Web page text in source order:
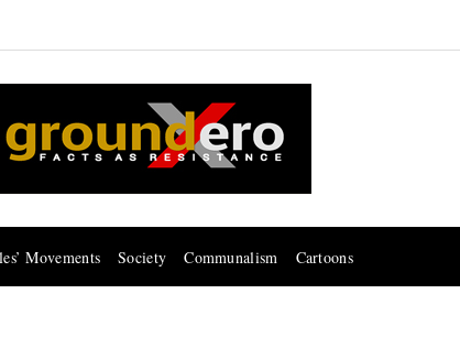
Movements Society Communalism Cartoons